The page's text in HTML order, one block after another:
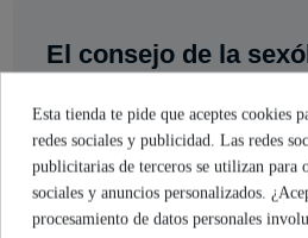
El consejo de la
travieso, el set Raven es tu aliado. Los
añaden ese toque juguetón que puede
encuentro. Elige tu talla, ajústalo a tu
confianza que solo una buena lencería
importante es sentirte bien contigo
Esta tienda te pide que aceptes cookies
redes sociales y publicidad. Las redes
publicitarias de terceros se utilizan para
sociales y anuncios personalizados.
procesamiento de datos personales